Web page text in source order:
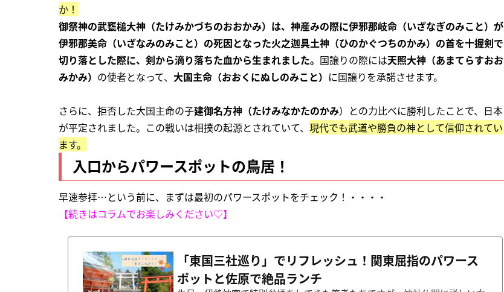
か！
御祭神の武甕槌大神（たけみかづちのおおかみ）は、神産みの際に伊邪那岐命（いざなぎのみこと）が
伊邪那美命（いざなみのみこと）の死因となった火之迦具土神（ひのかぐつちのかみ）の首を十握剣で
切り落とした際に、剣から滴り落ちた血から生まれました。 国譲りの際には天照大神（あまてらすおお
みかみ） の使者となって、 大国主命（おおくにぬしのみこと） に国譲りを承諾させます。
さらに、拒否した大国主命の子建御名方神（たけみなかたのかみ）との力比べに勝利したことで、日本
が平定されました。この戦いは相撲の起源とされていて、 現代でも武道や勝負の神として信仰されてい
ます。
入口からパワースポットの鳥居！
早速参拝…という前に、まずは最初のパワースポットをチェック！・・・・
【続きはコラムでお楽しみください♡】
「東国三社巡り」でリフレッシュ！関東屈指のパワース
ポットと佐原で絶品ランチ